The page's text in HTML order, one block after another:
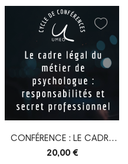
CONFÉRENCE : LE CADRE
LÉGAL DU MÉTIER...
20,00 €